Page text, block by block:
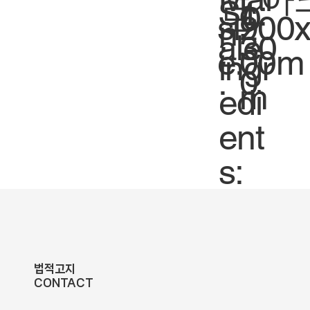
도
:
0
n
ingr
edi
ent
s:
Sc
ale
.
1:
30
0
siz
e.00m
m
법적고지
CONTACT